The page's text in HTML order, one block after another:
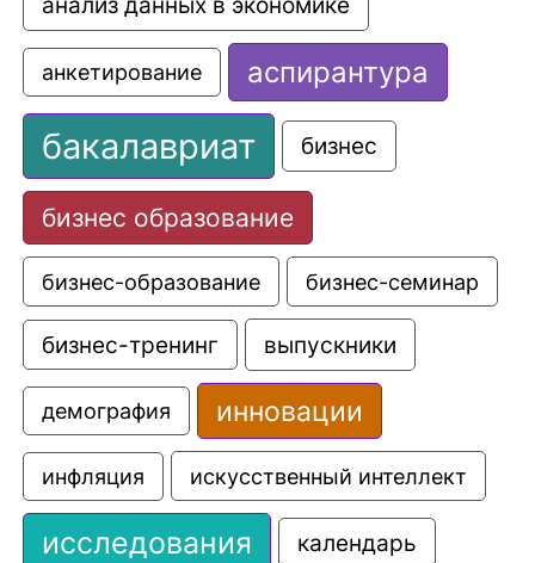
анализ данных в экономике
анкетирование аспирантура
бакалавриат бизнес
бизнес образование
бизнес-образование бизнес-семинар
бизнес-тренинг выпускники
демография инновации
инфляция искусственный интеллект
исследования календарь